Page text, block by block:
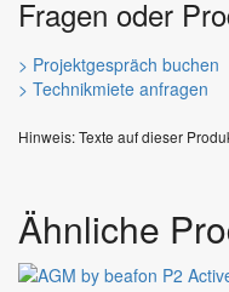
Fragen oder
> Projektgespräch buchen
> Technikmiete anfragen
Hinweis: Texte auf dieser
Ähnliche